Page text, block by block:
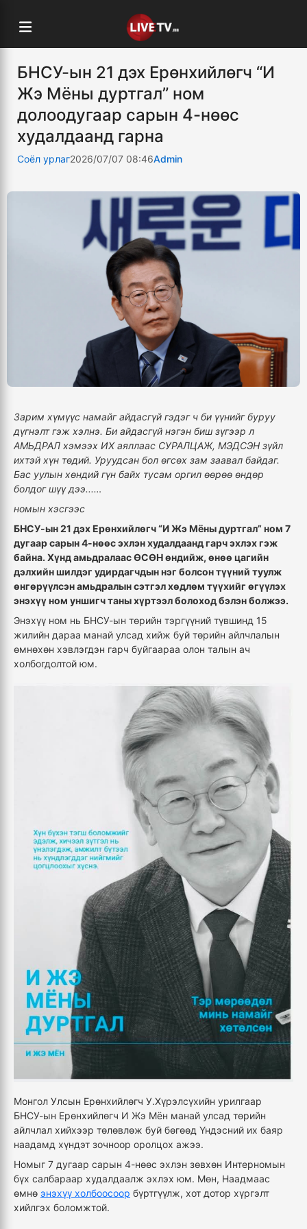
БНСУ-ын 21 дэх Ерөнхийлөгч “И
Жэ Мёны дуртгал” ном
долоодугаар сарын 4-нөөс
худалдаанд гарна
Соёл урлаг2026/07/07 08:46Admin
Зарим хүмүүс намайг айдасгүй гэдэг ч би үүнийг буруу
дүгнэлт гэж хэлнэ. Би айдасгүй нэгэн биш зүгээр л
АМЬДРАЛ хэмээх ИХ аяллаас СУРАЛЦАЖ, МЭДСЭН зүйл
ихтэй хүн төдий. Уруудсан бол өгсөх зам заавал байдаг.
Бас уулын хөндий гүн байх тусам оргил өөрөө өндөр
болдог шүү дээ...…
номын хэсгээс
БНСУ-ын 21 дэх Ерөнхийлөгч “И Жэ Мёны дуртгал” ном 7
дугаар сарын 4-нөөс эхлэн худалдаанд гарч эхлэх гэж
байна. Хүнд амьдралаас ӨСӨН өндийж, өнөө цагийн
дэлхийн шилдэг удирдагчдын нэг болсон түүний туулж
өнгөрүүлсэн амьдралын сэтгэл хөдлөм түүхийг өгүүлэх
энэхүү ном уншигч таны хүртээл болоход бэлэн болжээ.
Энэхүү ном нь БНСУ-ын төрийн тэргүүний түвшинд 15
жилийн дараа манай улсад хийж буй төрийн айлчлалын
өмнөхөн хэвлэгдэн гарч буйгаараа олон талын ач
холбогдолтой юм.
Монгол Улсын Ерөнхийлөгч У.Хүрэлсүхийн урилгаар
БНСУ-ын Ерөнхийлөгч И Жэ Мён манай улсад төрийн
айлчлал хийхээр төлөвлөж буй бөгөөд Үндэсний их баяр
наадамд хүндэт зочноор оролцох ажээ.
Номыг 7 дугаар сарын 4-нөөс эхлэн зөвхөн Интерномын
бүх салбараар худалдаалж эхлэх юм. Мөн, Наадмаас
өмнө энэхүү холбоосоор бүртгүүлж, хот дотор хүргэлт
хийлгэх боломжтой.